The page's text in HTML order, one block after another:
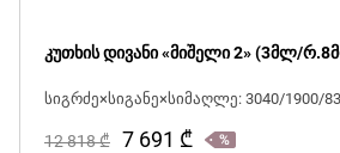
კუთხის დივანი «მიშელი 2» (3მლ/
სიგრძე×სიგანე×სიმაღლე: 3040/1900/
12 818₾ 7 691 ₾